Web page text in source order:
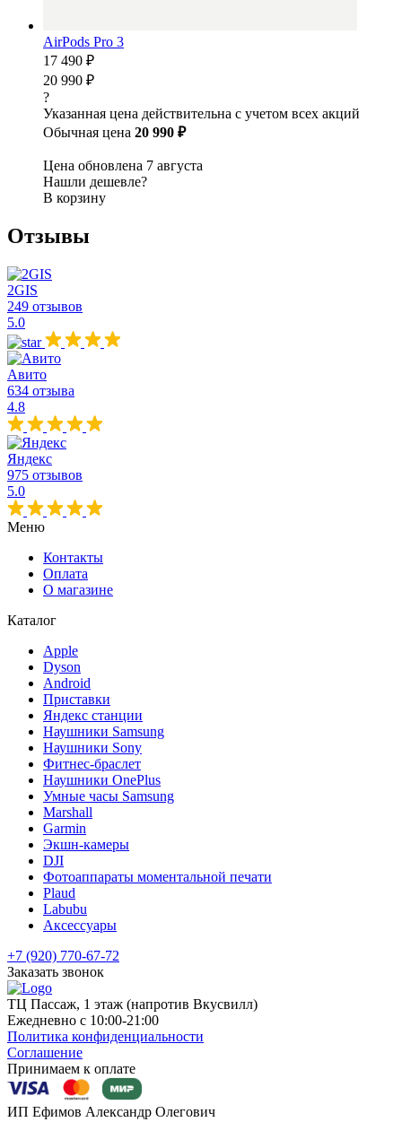
AirPods Pro 3
17 490 ₽
20 990 ₽
?
Указанная цена действительна с учетом всех акций
Обычная цена 20 990 ₽
Цена обновлена 7 августа
Нашли дешевле?
В корзину
Отзывы
2GIS
249 отзывов
5.0
Авито
634 отзыва
4.8
Яндекс
975 отзывов
5.0
Меню
Контакты
Оплата
О магазине
Каталог
Apple
Dyson
Android
Приставки
Яндекс станции
Наушники Samsung
Наушники Sony
Фитнес-браслет
Наушники OnePlus
Умные часы Samsung
Marshall
Garmin
Экшн-камеры
DJI
Фотоаппараты моментальной печати
Plaud
Labubu
Аксессуары
+7 (920) 770-67-72
Заказать звонок
ТЦ Пассаж, 1 этаж (напротив Вкусвилл)
Ежедневно с 10:00-21:00
Политика конфиденциальности
Соглашение
Принимаем к оплате
ИП Ефимов Александр Олегович